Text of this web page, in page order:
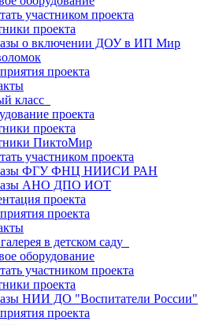
участником проекта
проекта
о включении ДОУ в ИП Мир
проекта
класс
проекта
проекта
ПиктоМир
участником проекта
ФГУ ФНЦ НИИСИ РАН
АНО ДПО ИОТ
проекта
проекта
в детском саду
оборудование
участником проекта
проекта
НИИ ДО "Воспитатели России"
проекта